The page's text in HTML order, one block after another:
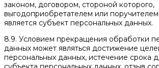
законом, договором, стороной которого,
выгодоприобретателем или
является субъект персональных данных.
8.9. Условием прекращения обработки
данных может являться достижение
персональных данных, истечение срока